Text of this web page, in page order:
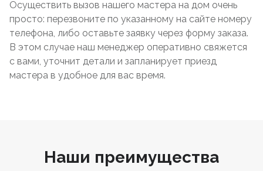
Осуществить вызов нашего мастера на дом очень
просто: перезвоните по указанному на сайте номеру
телефона, либо оставьте заявку через форму заказа.
В этом случае наш менеджер оперативно свяжется
с вами, уточнит детали и запланирует приезд
мастера в удобное для вас время.
Наши преимущества